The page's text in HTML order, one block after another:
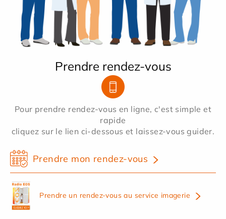
Prendre rendez-vous
Pour prendre rendez-vous en ligne, c'est simple et
rapide
cliquez sur le lien ci-dessous et laissez-vous guider.
Prendre mon rendez-vous
Prendre un rendez-vous au service imagerie